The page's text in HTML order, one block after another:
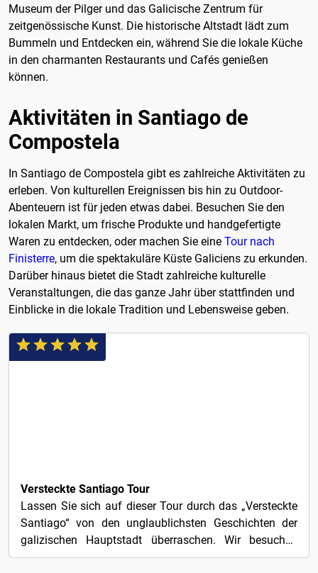
Museum der Pilger und das Galicische Zentrum für
zeitgenössische Kunst. Die historische Altstadt lädt zum
Bummeln und Entdecken ein, während Sie die lokale Küche
in den charmanten Restaurants und Cafés genießen
können.
Aktivitäten in Santiago de
Compostela
In Santiago de Compostela gibt es zahlreiche Aktivitäten zu
erleben. Von kulturellen Ereignissen bis hin zu Outdoor-
Abenteuern ist für jeden etwas dabei. Besuchen Sie den
lokalen Markt, um frische Produkte und handgefertigte
Waren zu entdecken, oder machen Sie eine Tour nach
Finisterre, um die spektakuläre Küste Galiciens zu erkunden.
Darüber hinaus bietet die Stadt zahlreiche kulturelle
Veranstaltungen, die das ganze Jahr über stattfinden und
Einblicke in die lokale Tradition und Lebensweise geben.
Versteckte Santiago Tour
Lassen Sie sich auf dieser Tour durch das „Versteckte
Santiago“ von den unglaublichsten Geschichten der
galizischen Hauptstadt überraschen. Wir besuchen
die...